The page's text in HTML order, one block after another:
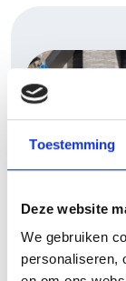
Toestemming
Deze website
We gebruiken
personaliseren,